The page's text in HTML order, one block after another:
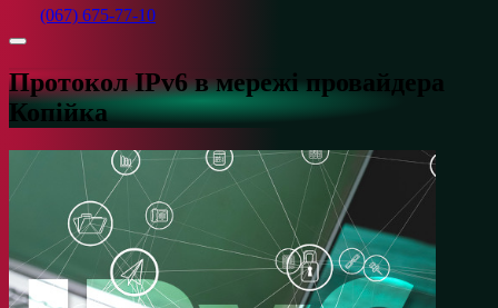
(067) 675-77-10
Протокол IPv6 в мережі провайдера
Копійка